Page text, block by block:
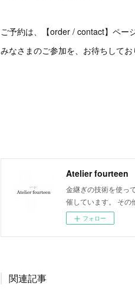
ご予約は、【order / contact】ペー
みなさまのご参加を、お待ちしてお
Atelier fourteen
金継ぎの技術を使っ
催しています。 その
フォロー
関連記事